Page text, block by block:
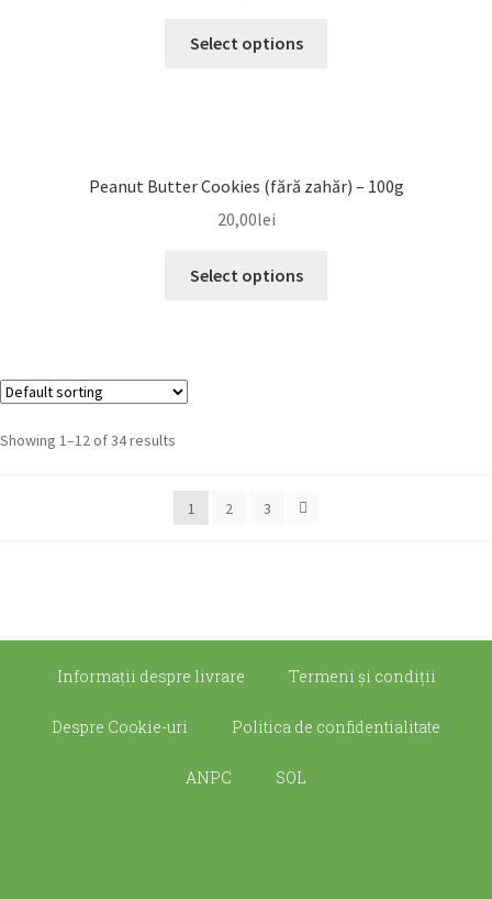
Select options
Peanut Butter Cookies (fără zahăr) – 100g
20,00lei
Select options
Showing 1–12 of 34 results
1 2 3
Informații despre livrare Termeni şi condiţii
Despre Cookie-uri Politica de confidentialitate
ANPC SOL